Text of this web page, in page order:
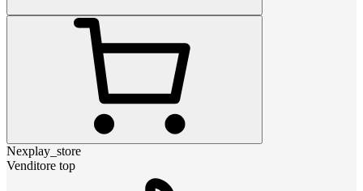
Nexplay_store
Venditore top